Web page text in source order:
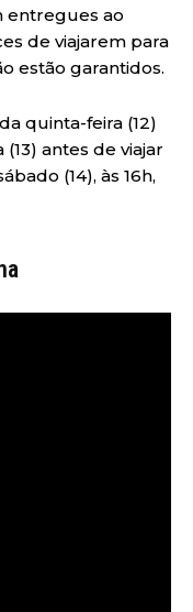
entregues ao
de viajarem para
estão garantidos.
quinta-feira (12)
antes de viajar
(14), às 16h,